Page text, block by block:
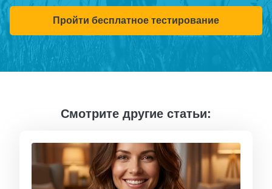
Пройти бесплатное тестирование
Смотрите другие статьи: